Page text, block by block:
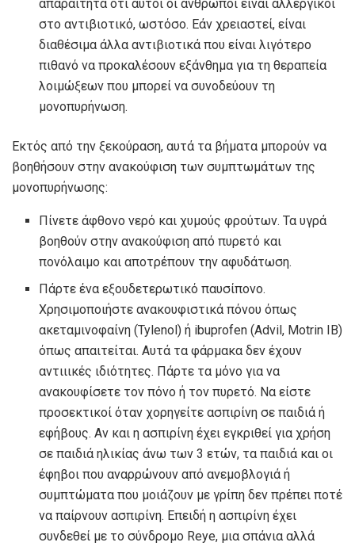
απαραίτητα ότι αυτοί οι άνθρωποι είναι αλλεργικοί
στο αντιβιοτικό, ωστόσο. Εάν χρειαστεί, είναι
διαθέσιμα άλλα αντιβιοτικά που είναι λιγότερο
πιθανό να προκαλέσουν εξάνθημα για τη θεραπεία
λοιμώξεων που μπορεί να συνοδεύουν τη
μονοπυρήνωση.
Εκτός από την ξεκούραση, αυτά τα βήματα μπορούν να
βοηθήσουν στην ανακούφιση των συμπτωμάτων της
μονοπυρήνωσης:
Πίνετε άφθονο νερό και χυμούς φρούτων. Τα υγρά
βοηθούν στην ανακούφιση από πυρετό και
πονόλαιμο και αποτρέπουν την αφυδάτωση.
Πάρτε ένα εξουδετερωτικό παυσίπονο.
Χρησιμοποιήστε ανακουφιστικά πόνου όπως
ακεταμινοφαίνη (Tylenol) ή ibuprofen (Advil, Motrin IB)
όπως απαιτείται. Αυτά τα φάρμακα δεν έχουν
αντιιικές ιδιότητες. Πάρτε τα μόνο για να
ανακουφίσετε τον πόνο ή τον πυρετό. Να είστε
προσεκτικοί όταν χορηγείτε ασπιρίνη σε παιδιά ή
εφήβους. Αν και η ασπιρίνη έχει εγκριθεί για χρήση
σε παιδιά ηλικίας άνω των 3 ετών, τα παιδιά και οι
έφηβοι που αναρρώνουν από ανεμοβλογιά ή
συμπτώματα που μοιάζουν με γρίπη δεν πρέπει ποτέ
να παίρνουν ασπιρίνη. Επειδή η ασπιρίνη έχει
συνδεθεί με το σύνδρομο Reye, μια σπάνια αλλά